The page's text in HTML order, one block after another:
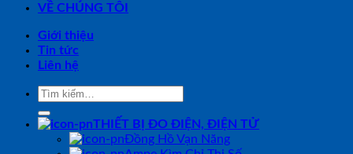
VỀ CHÚNG TÔI
Giới thiệu
Tin tức
Liên hệ
Tìm
THIẾT BỊ ĐO ĐIỆN, ĐIỆN TỬ
Đồng Hồ Vạn Năng